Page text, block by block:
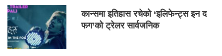
कान्समा इतिहास रचेको ‘इलिफेन्ट्स इन द
फग’को ट्रेलर सार्वजनिक